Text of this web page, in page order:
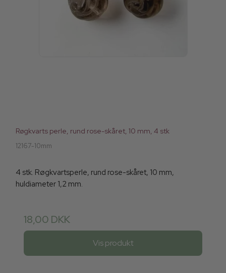
Røgkvarts perle, rund rose-skåret, 10 mm, 4 stk
12167-10mm
4 stk. Røgkvartsperle, rund rose-skåret, 10 mm,
huldiameter 1,2 mm.
18,00 DKK
Vis produkt